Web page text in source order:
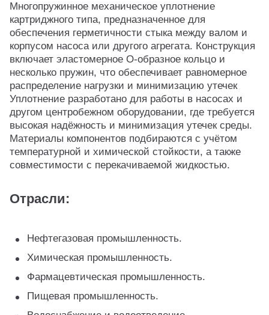
Многопружинное механическое уплотнение
картриджного типа, предназначенное для
обеспечения герметичности стыка между валом и
корпусом насоса или другого агрегата. Конструкция
включает эластомерное O-образное кольцо и
несколько пружин, что обеспечивает равномерное
распределение нагрузки и минимизацию утечек
Уплотнение разработано для работы в насосах и
другом центробежном оборудовании, где требуется
высокая надёжность и минимизация утечек среды.
Материалы компонентов подбираются с учётом
температурной и химической стойкости, а также
совместимости с перекачиваемой жидкостью.
Отрасли:
Нефтегазовая промышленность.
Химическая промышленность.
Фармацевтическая промышленность.
Пищевая промышленность.